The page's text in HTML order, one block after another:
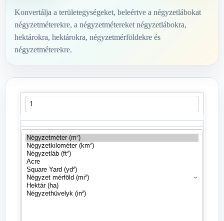
Konvertálja a területegységeket, beleértve a négyzetlábokat
négyzetméterekre, a négyzetmétereket négyzetlábokra,
hektárokra, hektárokra, négyzetmérföldekre és
négyzetméterekre.